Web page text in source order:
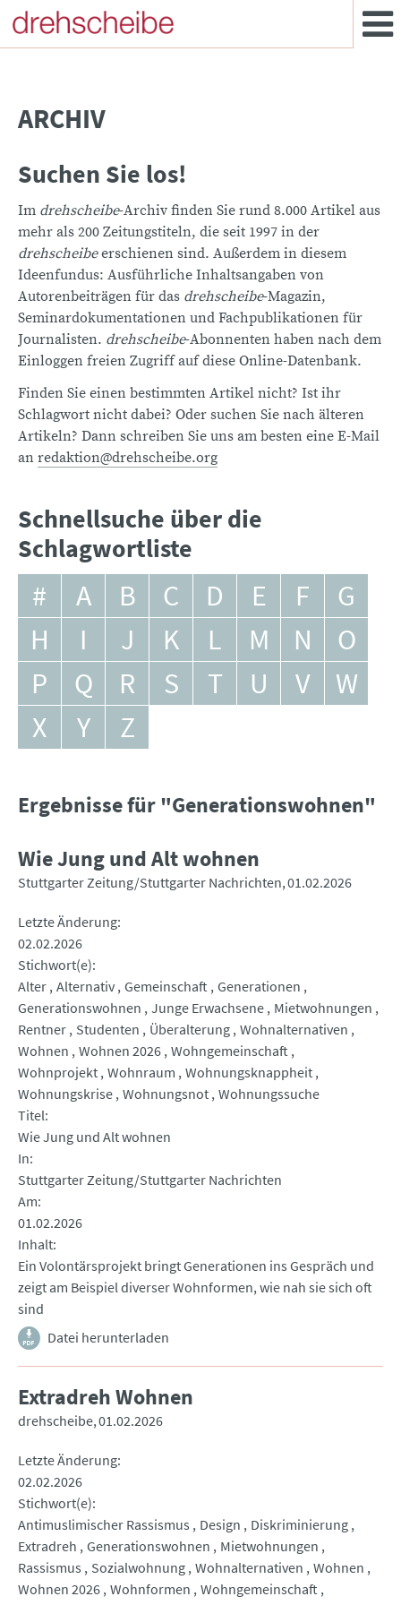
ARCHIV
Suchen Sie los!
Im drehscheibe-Archiv finden Sie rund 8.000 Artikel aus
mehr als 200 Zeitungstiteln, die seit 1997 in der
drehscheibeerschienen sind. Außerdem in diesem
Ideenfundus: Ausführliche Inhaltsangaben von
Autorenbeiträgen für das drehscheibe-Magazin,
Seminardokumentationen und Fachpublikationen für
Journalisten. drehscheibe-Abonnenten haben nach dem
Einloggen freien Zugriff auf diese Online-Datenbank.
Finden Sie einen bestimmten Artikel nicht? Ist ihr
Schlagwort nicht dabei? Oder suchen Sie nach älteren
Artikeln? Dann schreiben Sie uns am besten eine E-Mail
an redaktion@drehscheibe.org
Schnellsuche über die
Schlagwortliste
# A B C D E F
G
H
I J K L M N
O
P
Q R S T U V
W
X
Y Z
Ergebnisse für "Generationswohnen"
Wie Jung und Alt wohnen
Stuttgarter Zeitung/Stuttgarter Nachrichten 01.02.2026
Letzte Änderung
02.02.2026
Stichwort(e)
Alter Alternativ Gemeinschaft Generationen
Generationswohnen Junge Erwachsene Mietwohnungen
Rentner Studenten Überalterung Wohnalternativen
Wohnen Wohnen 2026 Wohngemeinschaft
Wohnprojekt Wohnraum Wohnungsknappheit
Wohnungskrise Wohnungsnot Wohnungssuche
Titel
Wie Jung und Alt wohnen
In
Stuttgarter Zeitung/Stuttgarter Nachrichten
Am
01.02.2026
Inhalt
Ein Volontärsprojekt bringt Generationen ins Gespräch und
zeigt am Beispiel diverser Wohnformen, wie nah sie sich oft
sind
Datei herunterladen
Extradreh Wohnen
drehscheibe 01.02.2026
Letzte Änderung
02.02.2026
Stichwort(e)
Antimuslimischer Rassismus
Design
Diskriminierung
Extradreh Generationswohnen
Mietwohnungen
Rassismus
Sozialwohnung Wohnalternativen Wohnen
Wohnen 2026 Wohnformen Wohngemeinschaft